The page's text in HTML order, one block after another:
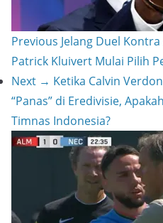
Previous Jelang Duel
Patrick Kluivert Mulai Pilih
Next → Ketika Calvin
“Panas” di Eredivisie,
Timnas Indonesia?